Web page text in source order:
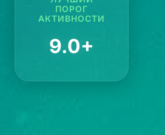
ПОРОГ
АКТИВНОСТИ
9.0+